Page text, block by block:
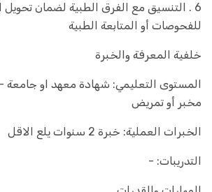
6 . التنسیق مع الفرق الطبیة لضمان تحویل
للفحوصات أو المتابعة الطبیة
خلفیة المعرفة والخبرة
المستوى التعلیمي: شهادة معهد او
مخبر أو تمریض
الخبرات العملیة: خبرة 2 سنوات یلع الاقل
التدریبات: -